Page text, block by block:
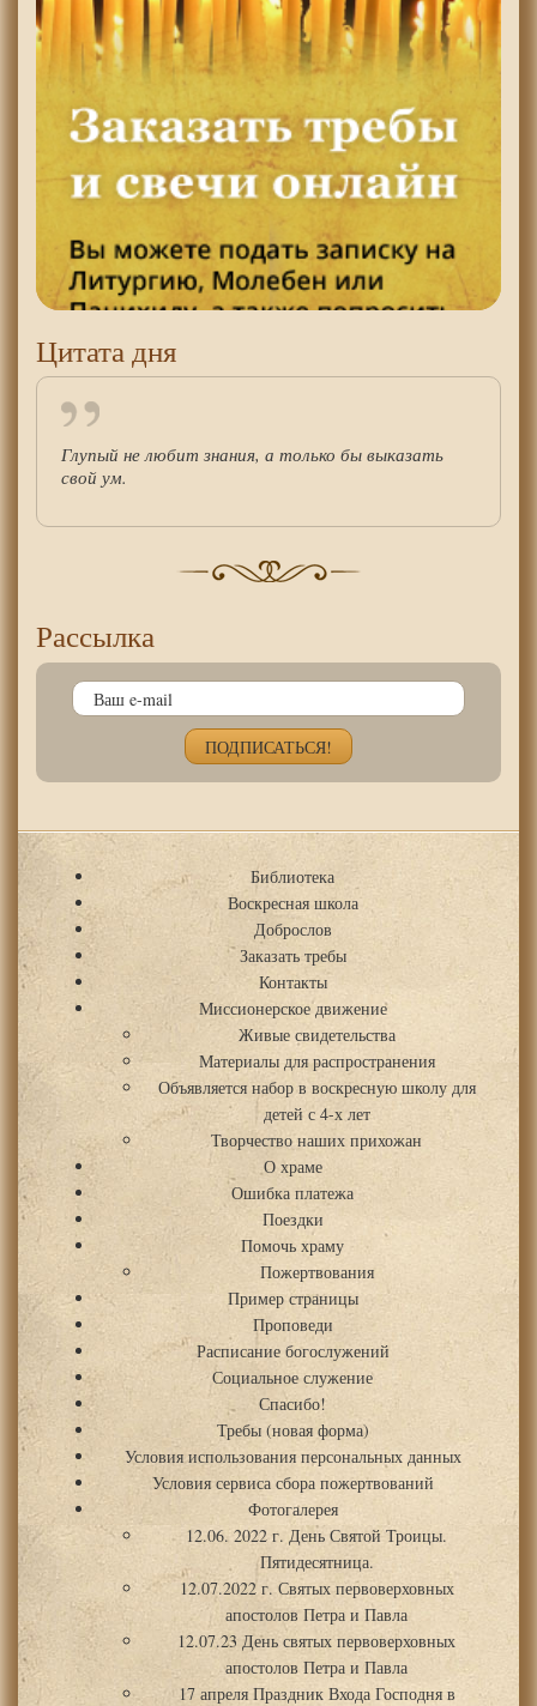
Цитата дня
Глупый не любит знания, а только бы выказать
свой ум.
Рассылка
Библиотека
Воскресная школа
Доброслов
Заказать требы
Контакты
Миссионерское движение
Живые свидетельства
Материалы для распространения
Объявляется набор в воскресную школу для
детей с 4-х лет
Творчество наших прихожан
О храме
Ошибка платежа
Поездки
Помочь храму
Пожертвования
Пример страницы
Проповеди
Расписание богослужений
Социальное служение
Спасибо!
Требы (новая форма)
Условия использования персональных данных
Условия сервиса сбора пожертвований
Фотогалерея
12.06. 2022 г. День Святой Троицы.
Пятидесятница.
12.07.2022 г. Святых первоверховных
апостолов Петра и Павла
12.07.23 День святых первоверховных
апостолов Петра и Павла
17 апреля Праздник Входа Господня в